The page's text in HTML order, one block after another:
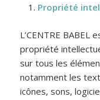
Propriété
L’CENTRE
propriété
sur tous les
notamment les
icônes, sons,